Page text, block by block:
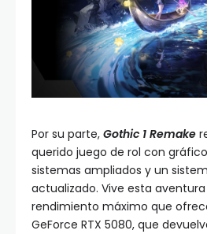
Por su parte, Gothic 1 Remake
querido juego de rol con
sistemas ampliados y un
actualizado. Vive esta
rendimiento máximo que
GeForce RTX 5080, que